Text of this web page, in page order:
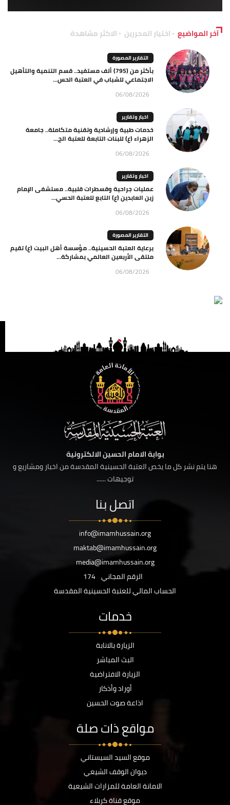
آخر المواضيع اختيار المحررين الاكثر مشاهدة
التقارير المصورة
بأكثر من (795) ألف مستفيد.. قسم التنمية والتأهيل
الاجتماعي للشباب في العتبة الحس...
06/08/2026
اخبار وتقارير
خدمات طبية وإرشادية وتقنية متكاملة.. جامعة
الزهراء (ع) للبنات التابعة للعتبة الح...
06/08/2026
اخبار وتقارير
عمليات جراحية وقسطرات قلبية.. مستشفى الإمام
زين العابدين (ع) التابع للعتبة الحسي...
06/08/2026
التقارير المصورة
برعاية العتبة الحسينية.. مؤسسة أهل البيت (ع) تقيم
ملتقى الأربعين العالمي بمشاركة...
06/08/2026
بوابة الامام الحسين الالكترونية
هنا يتم نشر كل ما يخص العتبة الحسينية المقدسة من اخبار ومشاريع و
توجيهات ......
اتصل بنا
info@imamhussain.org
maktab@imamhussain.org
media@imamhussain.org
الرقم المجاني 174
الحساب المالي للعتبة الحسينية المقدسة
خدمات
الزيارة بالانابة
البث المباشر
الزيارة الافتراضية
أوراد وأذكار
اذاعة صوت الحسين
مواقع ذات صلة
موقع السيد السيستاني
ديوان الوقف الشيعي
الامانة العامة للمزارات الشيعية
موقع قناة كربلاء